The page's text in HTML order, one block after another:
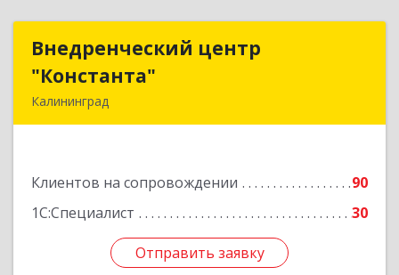
Внедренческий центр
"Константа"
Калининград
Клиентов на сопровождении
90
1С:Специалист
30
Отправить заявку
Внедренческий центр
Подробнее
Отправить заявку